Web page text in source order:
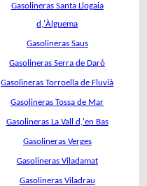
Gasolineras Santa Llogaia
d,'Àlguema
Gasolineras Saus
Gasolineras Serra de Daró
Gasolineras Torroella de Fluvià
Gasolineras Tossa de Mar
Gasolineras La Vall d,'en Bas
Gasolineras Verges
Gasolineras Viladamat
Gasolineras Viladrau